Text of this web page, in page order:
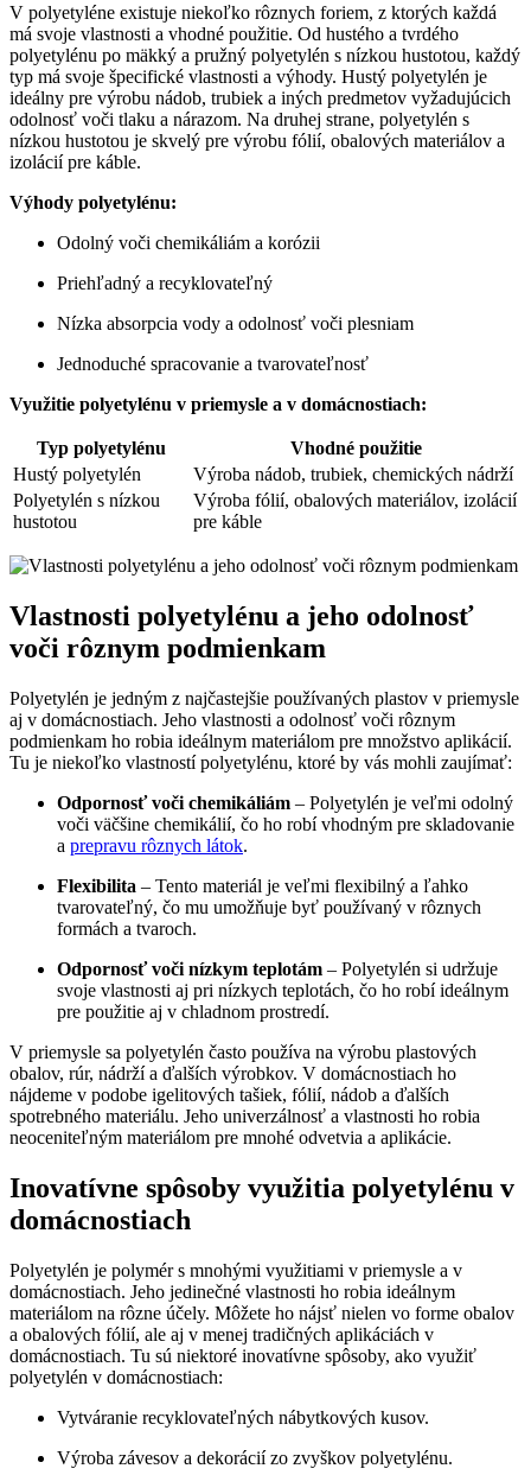
V polyetyléne existuje niekoľko rôznych foriem, z ktorých každá
má svoje vlastnosti a vhodné použitie. Od hustého a tvrdého
polyetylénu po mäkký a pružný polyetylén s nízkou hustotou, každý
typ má svoje špecifické vlastnosti a výhody. Hustý polyetylén je
ideálny pre výrobu nádob, trubiek a iných predmetov vyžadujúcich
odolnosť voči tlaku a nárazom. Na druhej strane, polyetylén s
nízkou hustotou je skvelý pre výrobu fólií, obalových materiálov a
izolácií pre káble.
Výhody polyetylénu:
Odolný voči chemikáliám a korózii
Priehľadný a recyklovateľný
Nízka absorpcia vody a odolnosť voči plesniam
Jednoduché spracovanie a tvarovateľnosť
Využitie polyetylénu v priemysle a v domácnostiach:
Typ polyetylénu
Vhodné použitie
Hustý polyetylén
Výroba nádob, trubiek, chemických nádrží
Polyetylén s nízkou
hustotou
Výroba fólií, obalových materiálov, izolácií
pre káble
Vlastnosti polyetylénu a jeho odolnosť
voči rôznym podmienkam
Polyetylén je jedným z najčastejšie používaných plastov v priemysle
aj v domácnostiach. Jeho vlastnosti a odolnosť voči rôznym
podmienkam ho robia ideálnym materiálom pre množstvo aplikácií.
Tu je niekoľko vlastností polyetylénu, ktoré by vás mohli zaujímať:
Odpornosť voči chemikáliám – Polyetylén je veľmi odolný
voči väčšine chemikálií, čo ho robí vhodným pre skladovanie
a prepravu rôznych látok.
Flexibilita – Tento materiál je veľmi flexibilný a ľahko
tvarovateľný, čo mu umožňuje byť používaný v rôznych
formách a tvaroch.
Odpornosť voči nízkym teplotám – Polyetylén si udržuje
svoje vlastnosti aj pri nízkych teplotách, čo ho robí ideálnym
pre použitie aj v chladnom prostredí.
V priemysle sa polyetylén často používa na výrobu plastových
obalov, rúr, nádrží a ďalších výrobkov. V domácnostiach ho
nájdeme v podobe igelitových tašiek, fólií, nádob a ďalších
spotrebného materiálu. Jeho univerzálnosť a vlastnosti ho robia
neoceniteľným materiálom pre mnohé odvetvia a aplikácie.
Inovatívne spôsoby využitia polyetylénu v
domácnostiach
Polyetylén je polymér s mnohými využitiami v priemysle a v
domácnostiach. Jeho jedinečné vlastnosti ho robia ideálnym
materiálom na rôzne účely. Môžete ho nájsť nielen vo forme obalov
a obalových fólií, ale aj v menej tradičných aplikáciách v
domácnostiach. Tu sú niektoré inovatívne spôsoby, ako využiť
polyetylén v domácnostiach:
Vytváranie recyklovateľných nábytkových kusov.
Výroba závesov a dekorácií zo zvyškov polyetylénu.